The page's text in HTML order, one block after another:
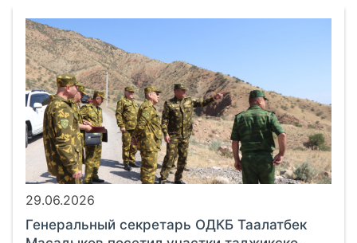
29.06.2026
Генеральный секретарь ОДКБ Таалатбек